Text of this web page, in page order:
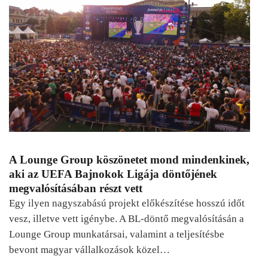
A Lounge Group köszönetet mond mindenkinek,
aki az UEFA Bajnokok Ligája döntőjének
megvalósításában részt vett
Egy ilyen nagyszabású projekt előkészítése hosszú időt
vesz, illetve vett igénybe. A BL-döntő megvalósításán a
Lounge Group munkatársai, valamint a teljesítésbe
bevont magyar vállalkozások közel…